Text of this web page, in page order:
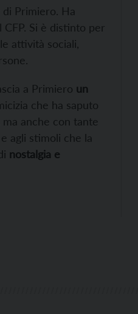
di Primiero. Ha
Si è distinto per
attività sociali,
a Primiero un
che ha saputo
anche con tante
agli stimoli che la
nostalgia e